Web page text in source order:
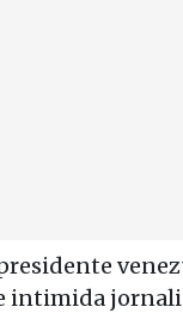
intimida